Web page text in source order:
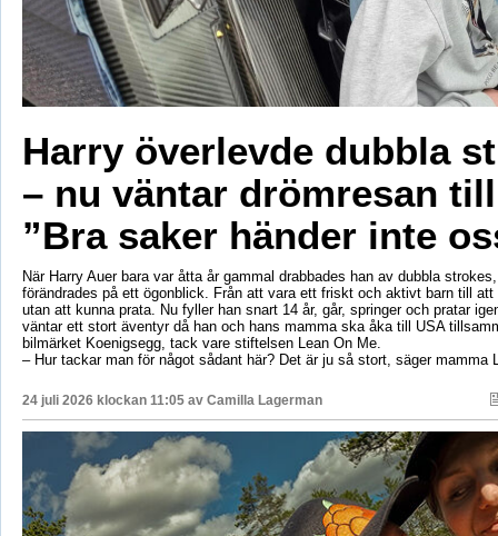
Harry överlevde dubbla
– nu väntar drömresan
”Bra saker händer inte
När Harry Auer bara var åtta år gammal drabbades han av dubbla
förändrades på ett ögonblick. Från att vara ett friskt och aktivt barn till
utan att kunna prata. Nu fyller han snart 14 år, går, springer och pratar
väntar ett stort äventyr då han och hans mamma ska åka till USA
bilmärket Koenigsegg, tack vare stiftelsen Lean On Me.
– Hur tackar man för något sådant här? Det är ju så stort, säger mamma
24 juli 2026 klockan 11:05 av Camilla Lagerman